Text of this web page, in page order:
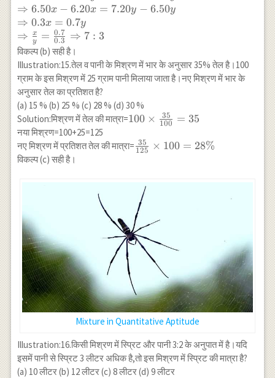
\Rightarrow
3 x=400
\Rightarrow
{3}=133
\frac{1}{3}
6.50 \\
\Rightarrow
6.20 x+7.20
y=6.50 x+6.50
y \\
\Rightarrow
6.50 x-6.20
x=7.20 y-6.50
y \\
\Rightarrow
0.3 x=0.7 y \\
\Rightarrow
\frac{x}
3
⇒ 6.50x − 6.20x = 7.20y − 6.50y
⇒ 0.3x = 0.7y
⇒ y
x = 0.3
0.7 ⇒ 7 : 3
विकल्प (b) सही है।
Illustration:15.तेल व पानी के मिश्रण में भार के अनुसार 35% तेल है।100
ग्राम के इस मिश्रण में 25 ग्राम पानी मिलाया जाता है।नए मिश्रण में भार के
अनुसार तेल का प्रतिशत है?
(a) 15 % (b) 25 % (c) 28 % (d) 30 %
Solution:मिश्रण में तेल की मात्रा=100
\frac{35}
{100}=35
100 × 100
35 = 35
नया मिश्रण=100+25=125
नए मिश्रण में प्रतिशत तेल की मात्रा=\frac{35}
100=28
\%
125
35 × 100 = 28%
विकल्प (c) सही है।
Mixture in Quantitative Aptitude
Illustration:16.किसी मिश्रण में स्प्रिट और पानी 3:2 के अनुपात में है।यदि
इसमें पानी से स्प्रिट 3 लीटर अधिक है,तो इस मिश्रण में स्प्रिट की मात्रा है?
(a) 10 लीटर (b) 12 लीटर (c) 8 लीटर (d) 9 लीटर